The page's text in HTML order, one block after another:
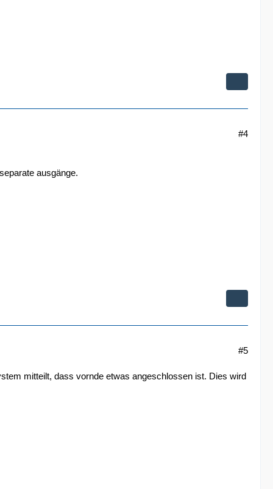
#4
ausgänge.
#5
mitteilt, dass vornde etwas angeschlossen ist. Dies wird